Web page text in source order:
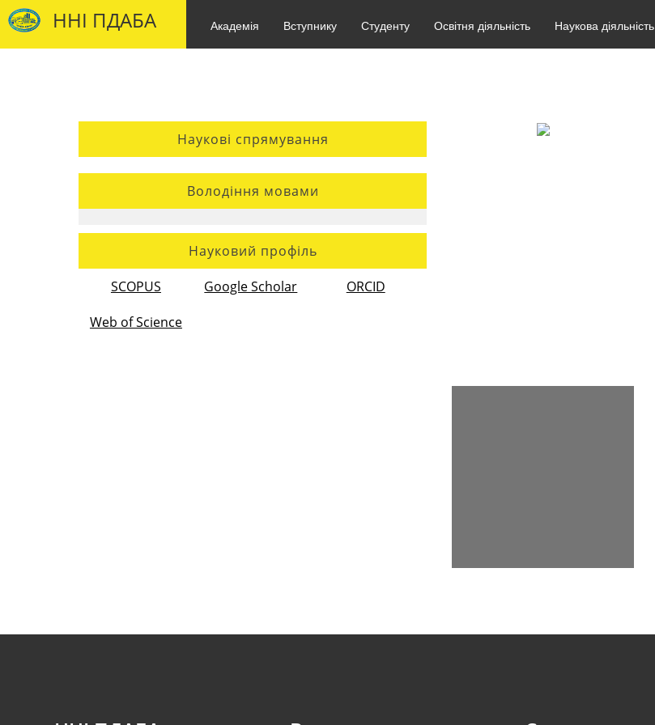
ННІ ПДАБА Академія Вступнику Студенту Освітня діяльність Наукова діяльність
Наукові спрямування
Володіння мовами
Науковий профіль
SCOPUS
Google Scholar
ORCID
Web of Science